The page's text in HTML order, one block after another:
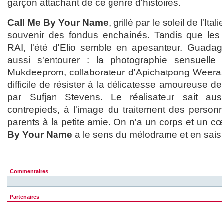
garçon attachant de ce genre d'histoires.
Call Me By Your Name, grillé par le soleil de
souvenir des fondus enchainés. Tandis que
RAI, l'été d'Elio semble en apesanteur.
aussi s'entourer : la photographie sensuelle
Mukdeeprom, collaborateur d'Apichatpong
difficile de résister à la délicatesse amoureuse
par Sufjan Stevens. Le réalisateur sait
contrepieds, à l'image du traitement des
parents à la petite amie. On n'a un corps et un
By Your Name a le sens du mélodrame et en
Commentaires
Partenaires